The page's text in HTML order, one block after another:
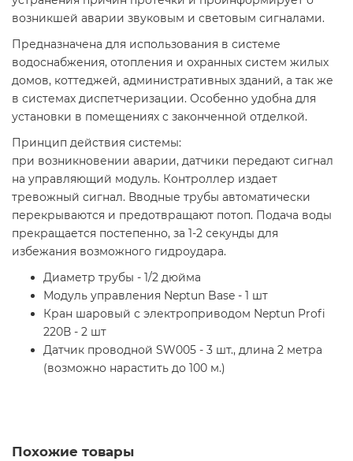
возникшей аварии звуковым и световым сигналами.
Предназначена для использования в системе
водоснабжения, отопления и охранных систем жилых
домов, коттеджей, административных зданий, а так же
в системах диспетчеризации. Особенно удобна для
установки в помещениях с законченной отделкой.
Принцип действия системы:
при возникновении аварии, датчики передают сигнал
на управляющий модуль. Контроллер издает
тревожный сигнал. Вводные трубы автоматически
перекрываются и предотвращают потоп. Подача воды
прекращается постепенно, за 1-2 секунды для
избежания возможного гидроудара.
Диаметр трубы - 1/2 дюйма
Модуль управления Neptun Base - 1 шт
Кран шаровый с электроприводом Neptun Profi
220В - 2 шт
Датчик проводной SW005 - 3 шт., длина 2 метра
(возможно нарастить до 100 м.)
Похожие товары